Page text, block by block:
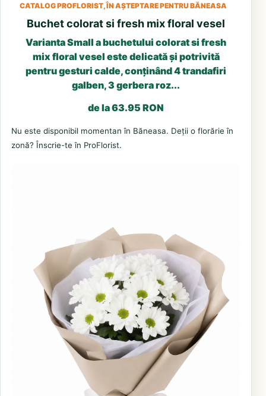
CATALOG PROFLORIST, ÎN AȘTEPTARE PENTRU BĂNEASA
Buchet colorat si fresh mix floral vesel
Varianta Small a buchetului colorat si fresh
mix floral vesel este delicată și potrivită
pentru gesturi calde, conținând 4 trandafiri
galben, 3 gerbera roz...
de la 63.95 RON
Nu este disponibil momentan în Băneasa. Deții o florărie în
zonă? Înscrie-te în ProFlorist.